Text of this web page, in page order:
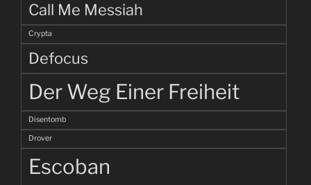
Call Me Messiah
Crypta
Defocus
Der Weg Einer Freiheit
Disentomb
Drover
Escoban